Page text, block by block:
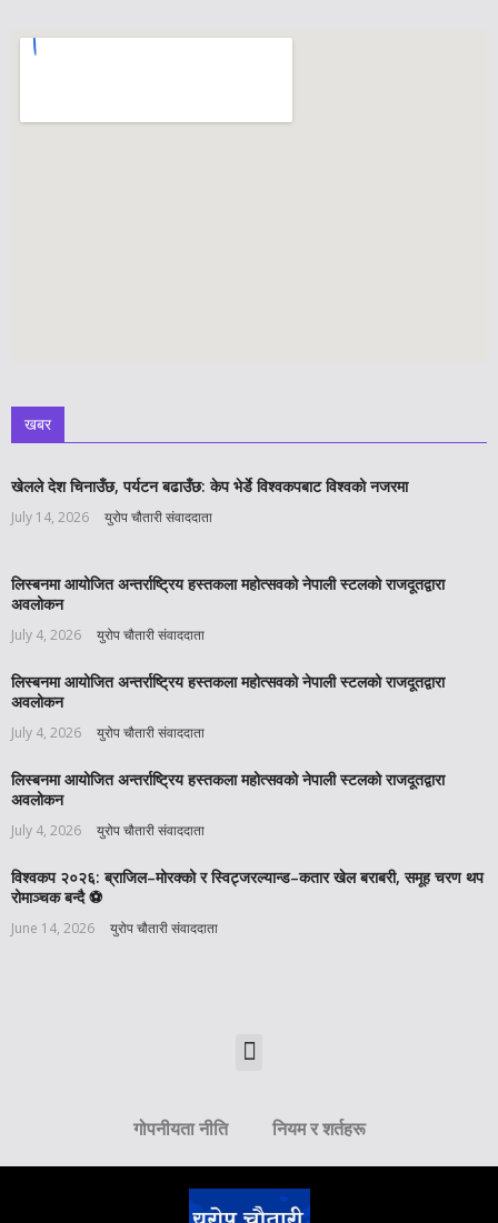
खबर
खेलले देश चिनाउँछ, पर्यटन बढाउँछ: केप भेर्डे विश्वकपबाट विश्वको नजरमा
July 14, 2026 युरोप चौतारी संवाददाता
लिस्बनमा आयोजित अन्तर्राष्ट्रिय हस्तकला महोत्सवको नेपाली स्टलको राजदूतद्वारा
अवलोकन
July 4, 2026 युरोप चौतारी संवाददाता
लिस्बनमा आयोजित अन्तर्राष्ट्रिय हस्तकला महोत्सवको नेपाली स्टलको राजदूतद्वारा
अवलोकन
July 4, 2026 युरोप चौतारी संवाददाता
लिस्बनमा आयोजित अन्तर्राष्ट्रिय हस्तकला महोत्सवको नेपाली स्टलको राजदूतद्वारा
अवलोकन
July 4, 2026 युरोप चौतारी संवाददाता
विश्वकप २०२६: ब्राजिल–मोरक्को र स्विट्जरल्यान्ड–कतार खेल बराबरी, समूह चरण थप
रोमाञ्चक बन्दै ⚽️
June 14, 2026 युरोप चौतारी संवाददाता
गोपनीयता नीति नियम र शर्तहरू